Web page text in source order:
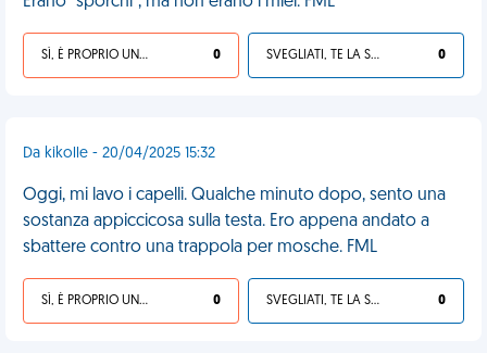
SÌ, È PROPRIO UNA VDM! 0 SVEGLIATI, TE LA SEI CERCATA! 0
Da kikolle - 20/04/2025 15:32
Oggi, mi lavo i capelli. Qualche minuto dopo, sento una
sostanza appiccicosa sulla testa. Ero appena andato a
sbattere contro una trappola per mosche. FML
SÌ, È PROPRIO UNA VDM! 0 SVEGLIATI, TE LA SEI CERCATA! 0